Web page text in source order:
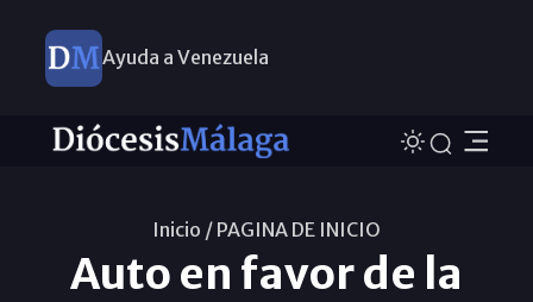
Ayuda a Venezuela
Inicio / PAGINA DE INICIO
Auto en favor de la